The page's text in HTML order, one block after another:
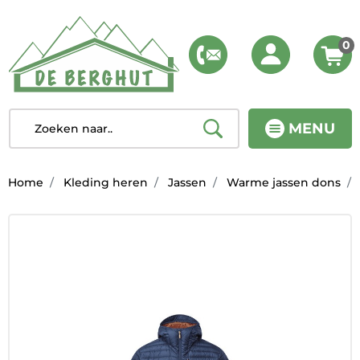
MENU
0
Home Kleding heren Jassen Warme jassen dons